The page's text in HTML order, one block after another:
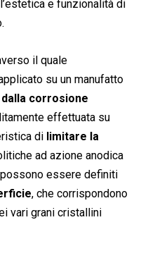
e funzionalità di
il quale
su un manufatto
corrosione
effettuata su
di limitare la
ad azione anodica
essere definiti
, che corrispondono
vari grani cristallini